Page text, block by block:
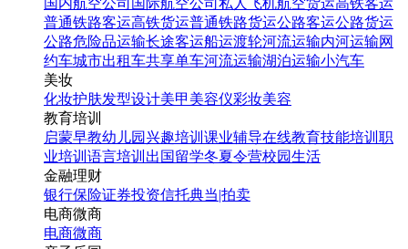
普通铁路客运高铁货运普通铁路货运公路客运公路货运
公路危险品运输长途客运船运渡轮河流运输内河运输网
约车城市出租车共享单车河流运输湖泊运输小汽车
美妆
化妆护肤发型设计美甲 美容仪彩妆美容
教育培训
启蒙早教幼儿园 兴趣培训 课业辅导在线教育技能培训 职
业培训 语言培训 出国留学冬夏令营校园生活
金融理财
银行保险证券投资信托典当|拍卖
电商微商
电商微商